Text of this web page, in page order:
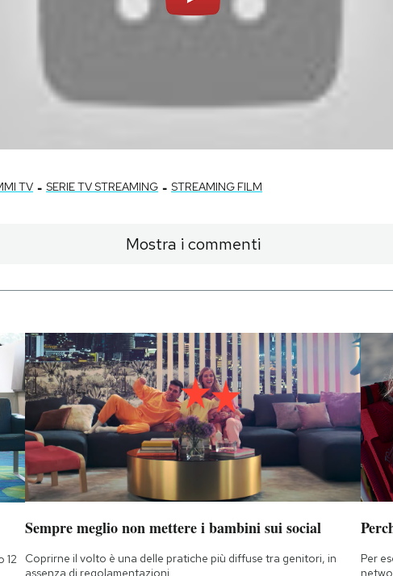
TV - SERIE TV STREAMING - STREAMING FILM
Mostra i commenti
12
Sempre meglio non mettere i bambini sui social
Coprirne il volto è una delle pratiche più diffuse tra genitori, in
assenza di regolamentazioni
Per